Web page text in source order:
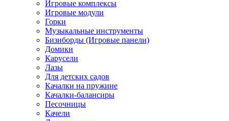
Игровые комплексы
Игровые модули
Горки
Музыкальные инструменты
Бизиборды (Игровые панели)
Домики
Карусели
Лазы
Для детских садов
Качалки на пружине
Качалки-балансиры
Песочницы
Качели